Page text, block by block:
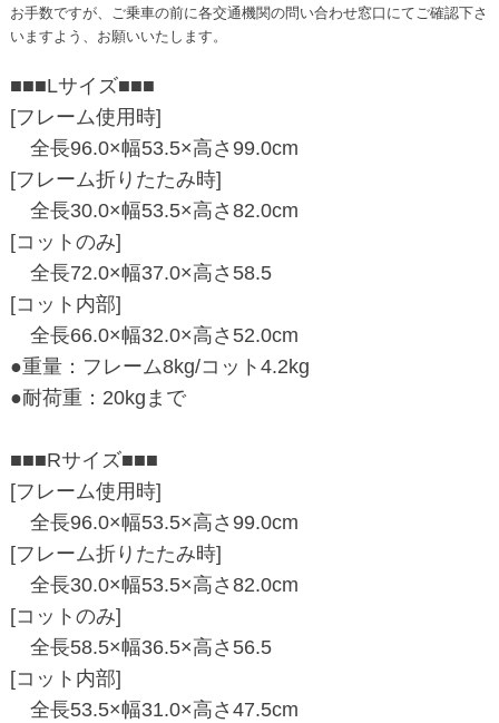
お手数ですが、ご乗車の前に各交通機関の問い合わせ窓口にてご確認下さ
いますよう、お願いいたします。
■■■Lサイズ■■■
[フレーム使用時]
全長96.0×幅53.5×高さ99.0cm
[フレーム折りたたみ時]
全長30.0×幅53.5×高さ82.0cm
[コットのみ]
全長72.0×幅37.0×高さ58.5
[コット内部]
全長66.0×幅32.0×高さ52.0cm
●重量：フレーム8kg/コット4.2kg
●耐荷重：20kgまで
■■■Rサイズ■■■
[フレーム使用時]
全長96.0×幅53.5×高さ99.0cm
[フレーム折りたたみ時]
全長30.0×幅53.5×高さ82.0cm
[コットのみ]
全長58.5×幅36.5×高さ56.5
[コット内部]
全長53.5×幅31.0×高さ47.5cm